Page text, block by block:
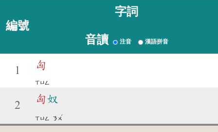
編號
字詞
音讀 注音 漢語拼音
1 匈
ㄒㄩㄥ
2
匈奴
ㄒㄩㄥ ㄋㄨ
ˊ